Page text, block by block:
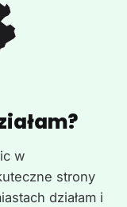
w
strony
działam i